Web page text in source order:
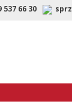
537 66 30